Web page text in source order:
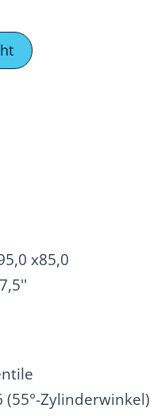
x85,0
(55°-Zylinderwinkel)